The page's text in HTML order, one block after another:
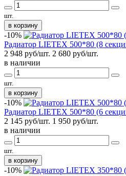
шт.
в корзину
-10%
Радиатор LIETEX 500*80 (8
2 948 руб/шт. 2 680 руб/шт.
в наличии
шт.
в корзину
-10%
Радиатор LIETEX 500*80 (6
2 145 руб/шт. 1 950 руб/шт.
в наличии
шт.
в корзину
-10%